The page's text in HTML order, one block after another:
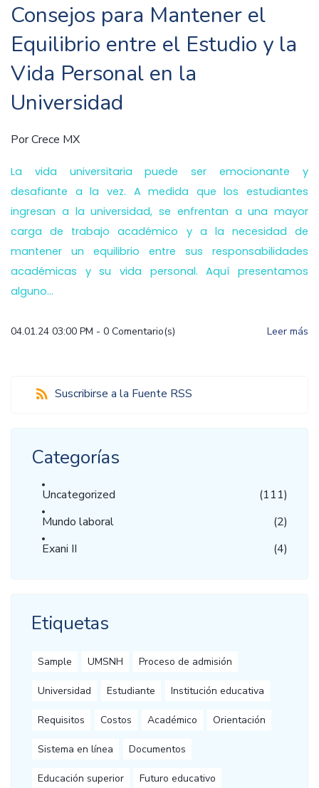
Consejos para Mantener el
Equilibrio entre el Estudio y la
Vida Personal en la
Universidad
PorCrece MX
La vida universitaria puede ser emocionante y
desafiante a la vez. A medida que los estudiantes
ingresan a la universidad, se enfrentan a una mayor
carga de trabajo académico y a la necesidad de
mantener un equilibrio entre sus responsabilidades
académicas y su vida personal. Aquí presentamos
alguno...
04.01.24 03:00 PM - 0 Comentario(s) Leer más
Suscribirse a la Fuente RSS
Categorías
Uncategorized
(111)
Mundo laboral
(2)
Exani II
(4)
Etiquetas
Sample UMSNH Proceso de admisión
Universidad Estudiante Institución educativa
Requisitos Costos Académico Orientación
Sistema en línea Documentos
Educación superior Futuro educativo